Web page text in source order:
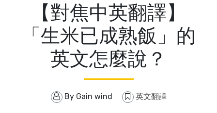
【對焦中英翻譯】
「生米已成熟飯」的
英文怎麼說？
By Gain wind 英文翻譯